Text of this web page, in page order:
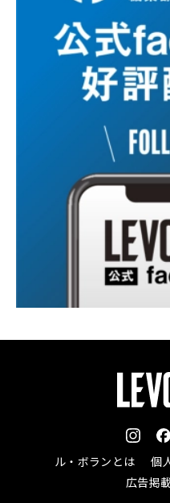
ル・ボランとは 個
広告掲